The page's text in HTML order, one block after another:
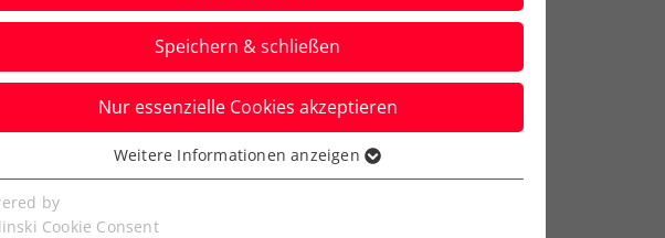
Cup Österreich –
geht es weiter
Speichern & schließen
Nur essenzielle Cookies akzeptieren
Cookies werden für grundlegende Funktionen der
benötigt. Dadurch ist gewährleistet, dass die Webseite
Weitere Informationen anzeigen
by
Cookie Consent